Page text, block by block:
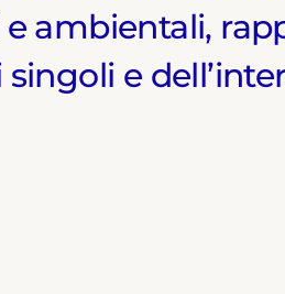
ambientali,
e